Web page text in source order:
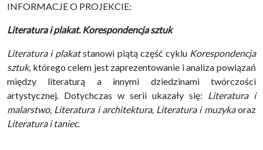
INFORMACJE O PROJEKCIE:
Literatura i plakat. Korespondencja sztuk
Literatura i plakatstanowi piątą część cyklu Korespondencja
sztuk, którego celem jest zaprezentowanie i analiza powiązań
między literaturą a innymi dziedzinami twórczości
artystycznej. Dotychczas w serii ukazały się: Literatura i
malarstwo, Literatura i architektura, Literatura i muzykaoraz
Literatura i taniec.